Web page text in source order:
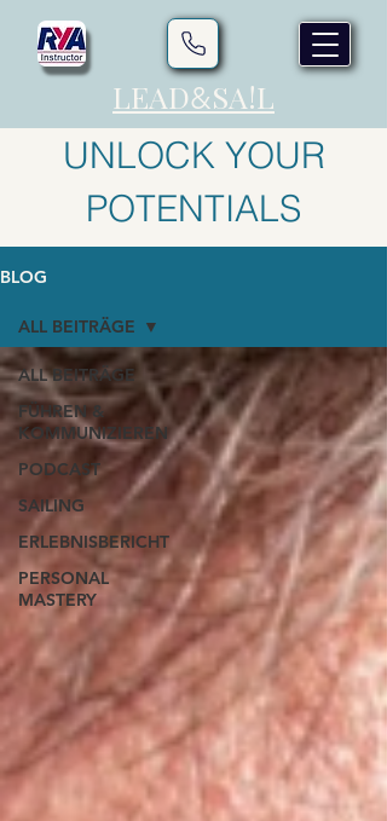
LEAD&SA!L
UNLOCK YOUR
POTENTIALS
BLOG
ALL BEITRÄGE
FÜHREN &
KOMMUNIZIEREN
PODCAST
SAILING
ERLEBNISBERICHT
PERSONAL
MASTERY
ALL BEITRÄGE